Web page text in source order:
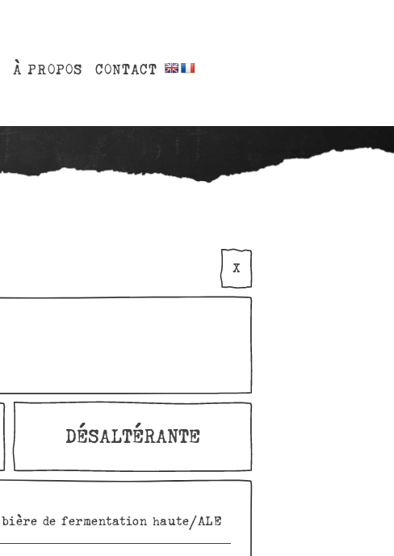
À PROPOS CONTACT
X
DÉSALTÉRANTE
bière de fermentation haute/ALE